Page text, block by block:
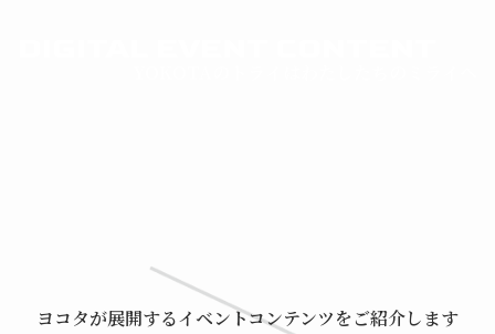
ヨコタが展開するイベントコンテンツをご紹介します